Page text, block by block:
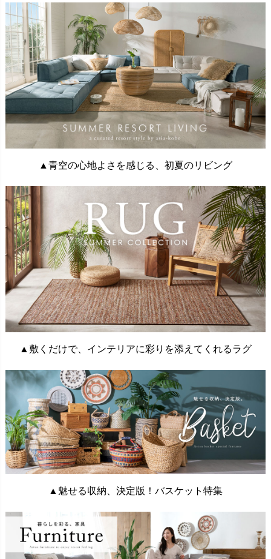
▲青空の心地よさを感じる、初夏のリビング
▲敷くだけで、インテリアに彩りを添えてくれるラグ
▲魅せる収納、決定版！バスケット特集